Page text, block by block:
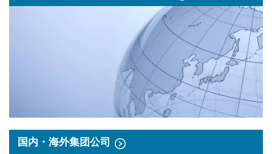
国内・海外集团公司